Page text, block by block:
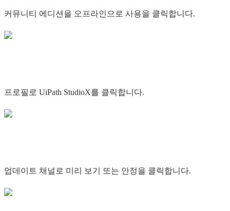
커뮤니티 에디션을 오프라인으로 사용을 클릭합니다.
프로필로 UiPath StudioX를 클릭합니다.
업데이트 채널로 미리 보기 또는 안정을 클릭합니다.